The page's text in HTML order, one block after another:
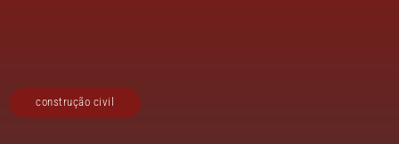
construção civil